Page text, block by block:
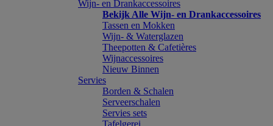
Wijn- en Drankaccessoires
Bekijk Alle Wijn- en Drankaccessoires
Tassen en Mokken
Wijn- & Waterglazen
Theepotten & Cafetières
Wijnaccessoires
Nieuw Binnen
Servies
Borden & Schalen
Serveerschalen
Servies sets
Tafelgerei